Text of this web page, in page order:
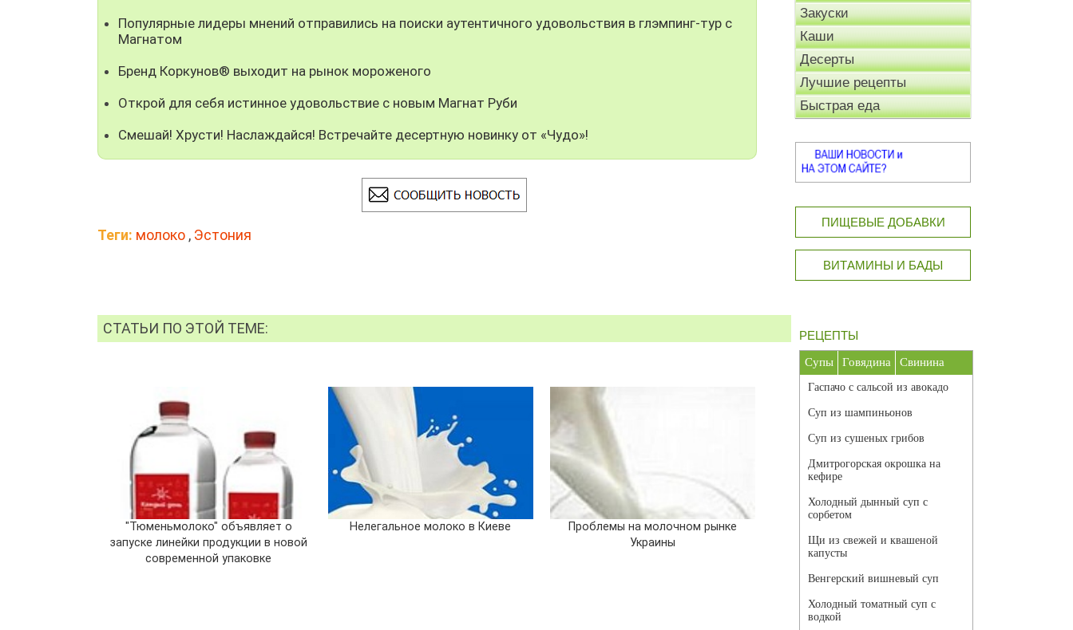
Популярные лидеры мнений отправились на поиски аутентичного удовольствия в глэмпинг-тур с
Магнатом
Бренд Коркунов® выходит на рынок мороженого
Открой для себя истинное удовольствие с новым Магнат Руби
Смешай! Хрусти! Наслаждайся! Встречайте десертную новинку от «Чудо»!
Теги: молоко , Эстония
СТАТЬИ ПО ЭТОЙ ТЕМЕ:
"Тюменьмолоко" объявляет о
запуске линейки продукции в новой
современной упаковке
Нелегальное молоко в Киеве
Проблемы на молочном рынке
Украины
Закуски
Каши
Десерты
Лучшие рецепты
Быстрая еда
ПИЩЕВЫЕ ДОБАВКИ
ВИТАМИНЫ И БАДЫ
РЕЦЕПТЫ
Супы Говядина Свинина
Гаспачо с сальсой из авокадо
Суп из шампиньонов
Суп из сушеных грибов
Дмитрогорская окрошка на
кефире
Холодный дынный суп с
сорбетом
Щи из свежей и квашеной
капусты
Венгерский вишневый суп
Холодный томатный суп с
водкой